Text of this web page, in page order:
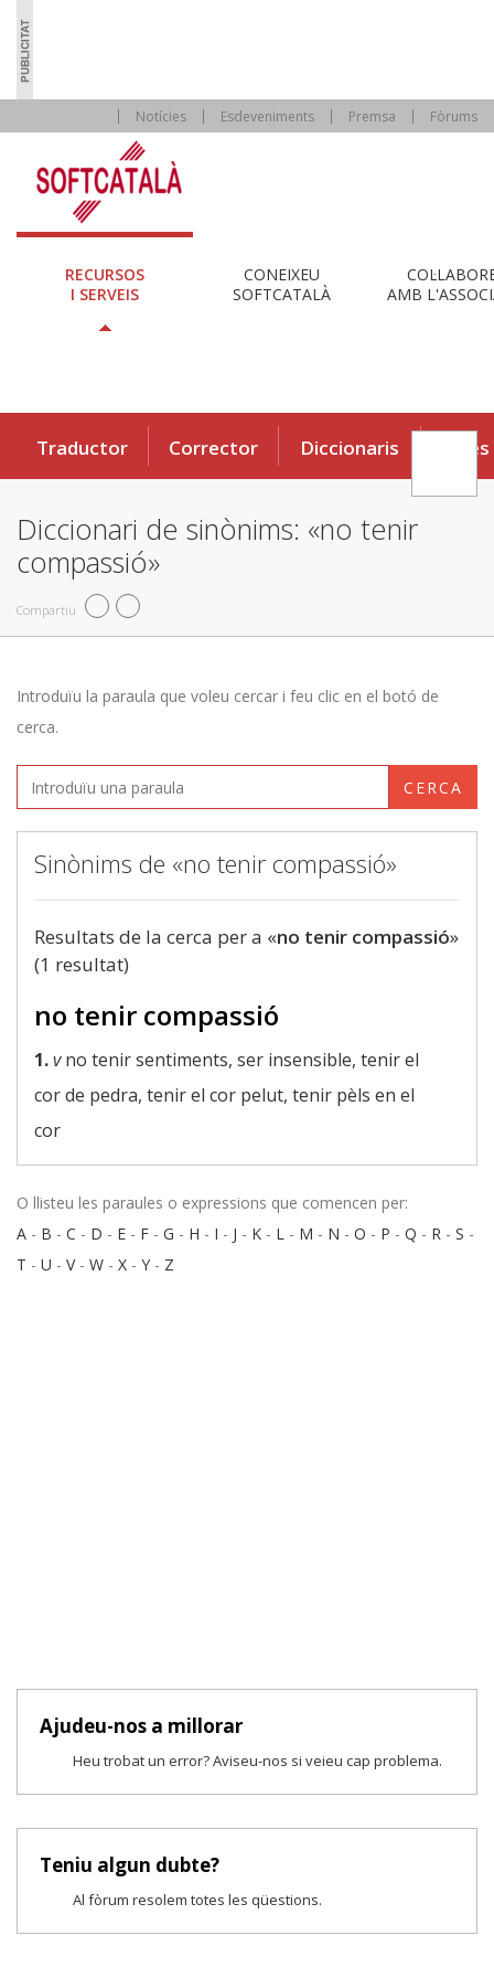
Notícies Esdeveniments Premsa Fòrums
RECURSOS
I SERVEIS
CONEIXEU
SOFTCATALÀ
AMB
Traductor Corrector Diccionaris Eines
Diccionari de sinònims: «no tenir
compassió»
Compartiu
Introduïu la paraula que voleu cercar i feu clic en el botó de
cerca.
CERCA
Sinònims de «no tenir compassió»
Resultats de la cerca per a «no tenir compassió»
(1 resultat)
no tenir compassió
1.vno tenir sentiments, ser insensible, tenir el
cor de pedra, tenir el cor pelut, tenir pèls en el
cor
O llisteu les paraules o expressions que comencen per:
A - B - C - D - E - F - G - H - I - J - K - L - M - N - O - P - Q - R - S -
T - U - V- W - X - Y - Z
Ajudeu-nos a millorar
Heu trobat un error? Aviseu-nos si veieu cap problema.
Teniu algun dubte?
Al fòrum resolem totes les qüestions.